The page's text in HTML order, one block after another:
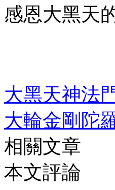
感恩大黑天
大黑天神法
大輪金剛陀
相關文章
本文評論